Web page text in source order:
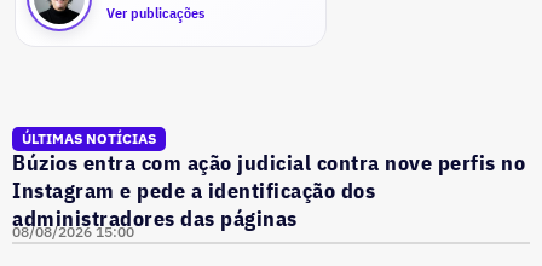
Ver publicações
ÚLTIMAS NOTÍCIAS
Búzios entra com ação judicial contra nove perfis no
Instagram e pede a identificação dos
administradores das páginas
08/08/2026 15:00